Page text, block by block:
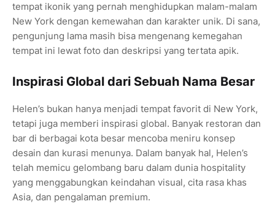
tempat ikonik yang pernah menghidupkan malam-malam
New York dengan kemewahan dan karakter unik. Di sana,
pengunjung lama masih bisa mengenang kemegahan
tempat ini lewat foto dan deskripsi yang tertata apik.
Inspirasi Global dari Sebuah Nama Besar
Helen’s bukan hanya menjadi tempat favorit di New York,
tetapi juga memberi inspirasi global. Banyak restoran dan
bar di berbagai kota besar mencoba meniru konsep
desain dan kurasi menunya. Dalam banyak hal, Helen’s
telah memicu gelombang baru dalam dunia hospitality
yang menggabungkan keindahan visual, cita rasa khas
Asia, dan pengalaman premium.